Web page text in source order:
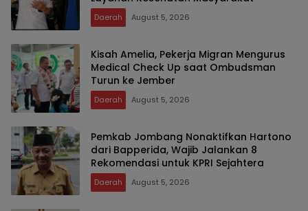
Daerah August 5, 2026
Kisah Amelia, Pekerja Migran Mengurus
Medical Check Up saat Ombudsman
Turun ke Jember
Daerah August 5, 2026
Pemkab Jombang Nonaktifkan Hartono
dari Bapperida, Wajib Jalankan 8
Rekomendasi untuk KPRI Sejahtera
Daerah August 5, 2026